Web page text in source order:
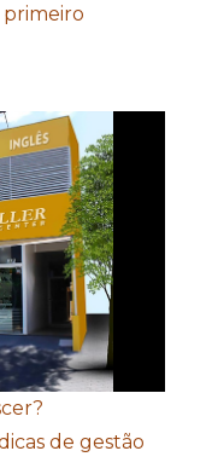
de gestão